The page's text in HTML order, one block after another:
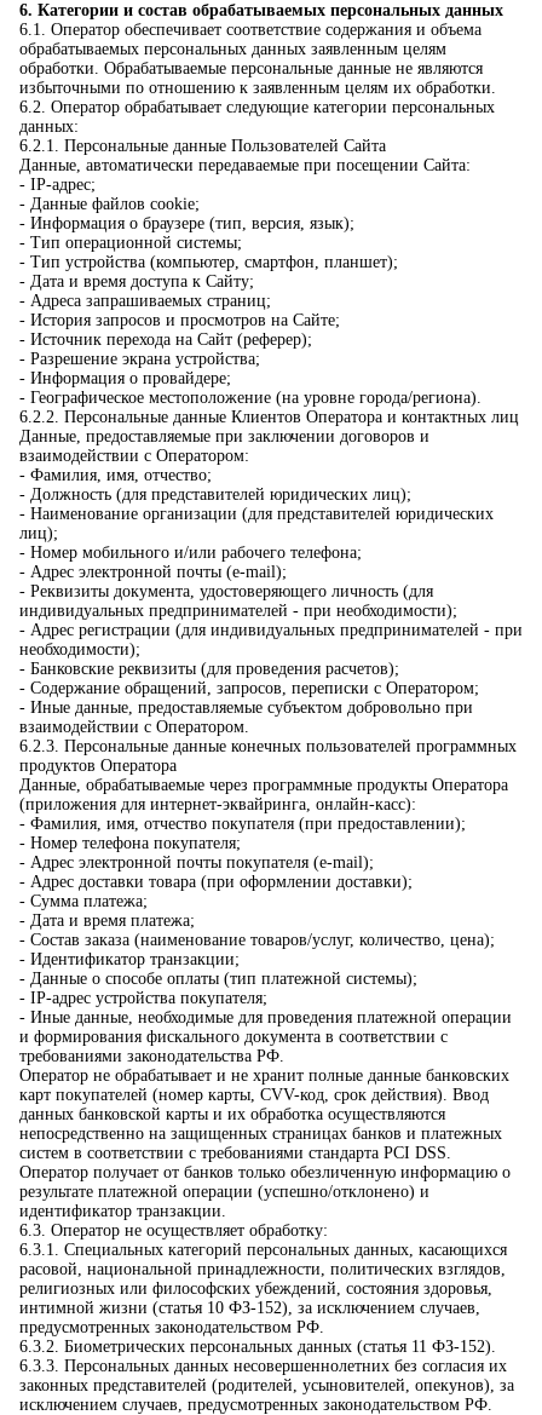
6. Категории и состав обрабатываемых персональных данных
6.1. Оператор обеспечивает соответствие содержания и объема
обрабатываемых персональных данных заявленным целям
обработки. Обрабатываемые персональные данные не являются
избыточными по отношению к заявленным целям их обработки.
6.2. Оператор обрабатывает следующие категории персональных
данных:
6.2.1. Персональные данные Пользователей Сайта
Данные, автоматически передаваемые при посещении Сайта:
- IP-адрес;
- Данные файлов cookie;
- Информация о браузере (тип, версия, язык);
- Тип операционной системы;
- Тип устройства (компьютер, смартфон, планшет);
- Дата и время доступа к Сайту;
- Адреса запрашиваемых страниц;
- История запросов и просмотров на Сайте;
- Источник перехода на Сайт (реферер);
- Разрешение экрана устройства;
- Информация о провайдере;
- Географическое местоположение (на уровне города/региона).
6.2.2. Персональные данные Клиентов Оператора и контактных лиц
Данные, предоставляемые при заключении договоров и
взаимодействии с Оператором:
- Фамилия, имя, отчество;
- Должность (для представителей юридических лиц);
- Наименование организации (для представителей юридических
лиц);
- Номер мобильного и/или рабочего телефона;
- Адрес электронной почты (e-mail);
- Реквизиты документа, удостоверяющего личность (для
индивидуальных предпринимателей - при необходимости);
- Адрес регистрации (для индивидуальных предпринимателей - при
необходимости);
- Банковские реквизиты (для проведения расчетов);
- Содержание обращений, запросов, переписки с Оператором;
- Иные данные, предоставляемые субъектом добровольно при
взаимодействии с Оператором.
6.2.3. Персональные данные конечных пользователей программных
продуктов Оператора
Данные, обрабатываемые через программные продукты Оператора
(приложения для интернет-эквайринга, онлайн-касс):
- Фамилия, имя, отчество покупателя (при предоставлении);
- Номер телефона покупателя;
- Адрес электронной почты покупателя (e-mail);
- Адрес доставки товара (при оформлении доставки);
- Сумма платежа;
- Дата и время платежа;
- Состав заказа (наименование товаров/услуг, количество, цена);
- Идентификатор транзакции;
- Данные о способе оплаты (тип платежной системы);
- IP-адрес устройства покупателя;
- Иные данные, необходимые для проведения платежной операции
и формирования фискального документа в соответствии с
требованиями законодательства РФ.
Оператор не обрабатывает и не хранит полные данные банковских
карт покупателей (номер карты, CVV-код, срок действия). Ввод
данных банковской карты и их обработка осуществляются
непосредственно на защищенных страницах банков и платежных
систем в соответствии с требованиями стандарта PCI DSS.
Оператор получает от банков только обезличенную информацию о
результате платежной операции (успешно/отклонено) и
идентификатор транзакции.
6.3. Оператор не осуществляет обработку:
6.3.1. Специальных категорий персональных данных, касающихся
расовой, национальной принадлежности, политических взглядов,
религиозных или философских убеждений, состояния здоровья,
интимной жизни (статья 10 ФЗ-152), за исключением случаев,
предусмотренных законодательством РФ.
6.3.2. Биометрических персональных данных (статья 11 ФЗ-152).
6.3.3. Персональных данных несовершеннолетних без согласия их
законных представителей (родителей, усыновителей, опекунов), за
исключением случаев, предусмотренных законодательством РФ.